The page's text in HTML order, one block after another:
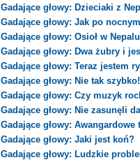
Gadające głowy: Dzieciaki z
Gadające głowy: Jak po
Gadające głowy: Osioł w Nepalu
Gadające głowy: Dwa żubry i
Gadające głowy: Teraz jestem
Gadające głowy: Nie tak szybko!
Gadające głowy: Czy muzyk
Gadające głowy: Nie zasunęli
Gadające głowy: Awangardowe
Gadające głowy: Jaki jest koń?
Gadające głowy: Ludzkie